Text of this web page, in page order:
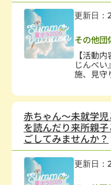
更新日：
その他団
【活動
じんべ
施、見
赤ちゃん～未就学
を読んだり来所親
ごしてみませんか？
更新日：